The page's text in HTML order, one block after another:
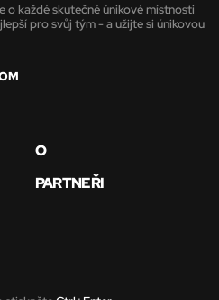
o každé skutečné únikové místnosti
pro svůj tým - a užijte si únikovou
O
PARTNEŘI